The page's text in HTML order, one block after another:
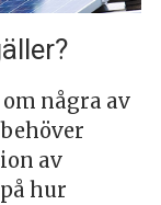
några av
av
hur